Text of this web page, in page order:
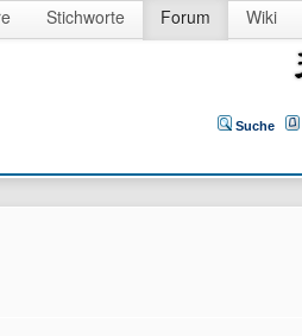
Stichworte Forum Wiki
Suche